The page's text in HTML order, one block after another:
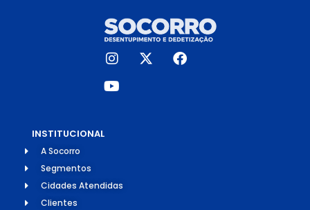
INSTITUCIONAL
A Socorro
Segmentos
Cidades Atendidas
Clientes